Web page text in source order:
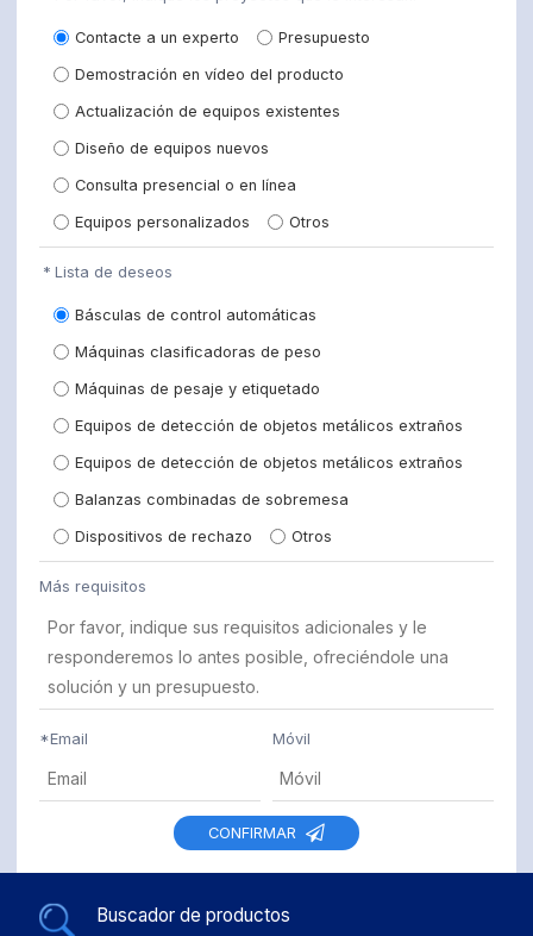
Contacte a un experto Presupuesto
Demostración en vídeo del producto
Actualización de equipos existentes
Diseño de equipos nuevos
Consulta presencial o en línea
Equipos personalizados Otros
Lista de deseos
Básculas de control automáticas
Máquinas clasificadoras de peso
Máquinas de pesaje y etiquetado
Equipos de detección de objetos metálicos extraños
Equipos de detección de objetos metálicos extraños
Balanzas combinadas de sobremesa
Dispositivos de rechazo Otros
Más requisitos
*Email Móvil
CONFIRMAR
Buscador de productos